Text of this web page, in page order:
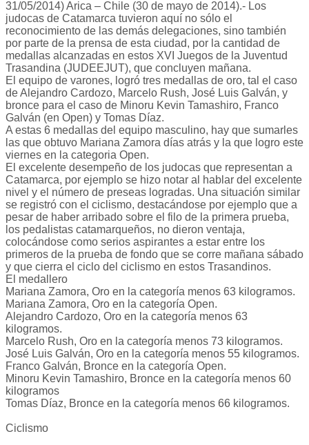
31/05/2014) Arica – Chile (30 de mayo de 2014).- Los
judocas de Catamarca tuvieron aquí no sólo el
reconocimiento de las demás delegaciones, sino también
por parte de la prensa de esta ciudad, por la cantidad de
medallas alcanzadas en estos XVI Juegos de la Juventud
Trasandina (JUDEEJUT), que concluyen mañana.
El equipo de varones, logró tres medallas de oro, tal el caso
de Alejandro Cardozo, Marcelo Rush, José Luis Galván, y
bronce para el caso de Minoru Kevin Tamashiro, Franco
Galván (en Open) y Tomas Díaz.
A estas 6 medallas del equipo masculino, hay que sumarles
las que obtuvo Mariana Zamora días atrás y la que logro este
viernes en la categoria Open.
El excelente desempeño de los judocas que representan a
Catamarca, por ejemplo se hizo notar al hablar del excelente
nivel y el número de preseas logradas. Una situación similar
se registró con el ciclismo, destacándose por ejemplo que a
pesar de haber arribado sobre el filo de la primera prueba,
los pedalistas catamarqueños, no dieron ventaja,
colocándose como serios aspirantes a estar entre los
primeros de la prueba de fondo que se corre mañana sábado
y que cierra el ciclo del ciclismo en estos Trasandinos.
El medallero
Mariana Zamora, Oro en la categoría menos 63 kilogramos.
Mariana Zamora, Oro en la categoría Open.
Alejandro Cardozo, Oro en la categoría menos 63
kilogramos.
Marcelo Rush, Oro en la categoría menos 73 kilogramos.
José Luis Galván, Oro en la categoría menos 55 kilogramos.
Franco Galván, Bronce en la categoría Open.
Minoru Kevin Tamashiro, Bronce en la categoría menos 60
kilogramos
Tomas Díaz, Bronce en la categoría menos 66 kilogramos.
Ciclismo